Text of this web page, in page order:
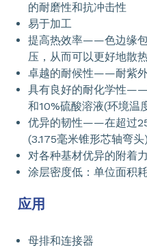
的耐磨性和抗冲击性
易于加工
提高热效率——色边缘
压，从而可以更好地散
卓越的耐候性——耐紫
具有良好的耐化学性
和10%硫酸溶液(环境温
优异的韧性——在超过
(3.175毫米锥形芯轴弯头)
对各种基材优异的附
涂层密度低：单位面积
应用
母排和连接器